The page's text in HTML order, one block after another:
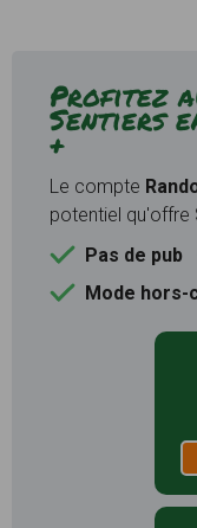
Profitez
Sentiers
+
Le compte
potentiel qu'offre
Pas de pub
Mode hors-